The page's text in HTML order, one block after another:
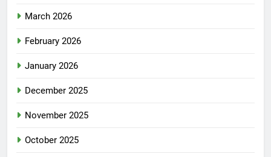
March 2026
February 2026
January 2026
December 2025
November 2025
October 2025